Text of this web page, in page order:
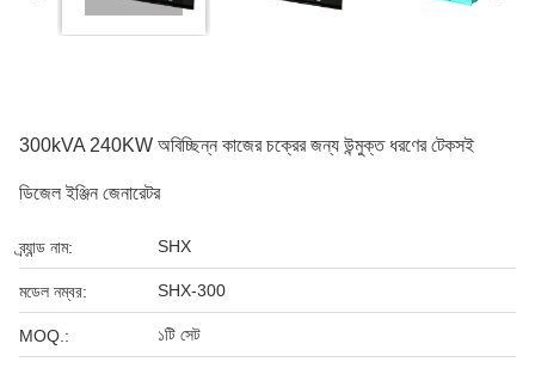
300kVA 240KW অবিচ্ছিন্ন কাজের চক্রের জন্য উন্মুক্ত ধরণের টেকসই
ডিজেল ইঞ্জিন জেনারেটর
ব্র্যান্ড নাম: SHX
মডেল নম্বর: SHX-300
MOQ.: ১টি সেট